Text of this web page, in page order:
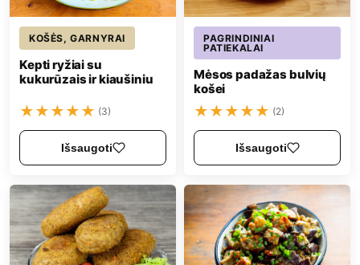
KOŠĖS, GARNYRAI
Kepti ryžiai su
kukurūzais ir kiaušiniu
★★★★★ (3)
Išsaugoti
PAGRINDINIAI
PATIEKALAI
Mėsos padažas bulvių
košei
★★★★★ (2)
Išsaugoti